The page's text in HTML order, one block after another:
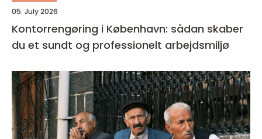
05. July 2026
Kontorrengøring i København: sådan skaber
du et sundt og professionelt arbejdsmiljø